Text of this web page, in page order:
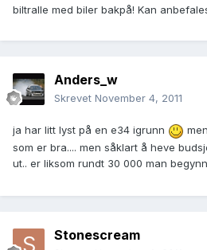
biltralle med biler bakpå! Kan
Anders_w
Skrevet November 4, 2011
ja har litt lyst på en e34 igrunn
som er bra.... men såklart å heve
ut.. er liksom rundt 30 000 man
Stonescream